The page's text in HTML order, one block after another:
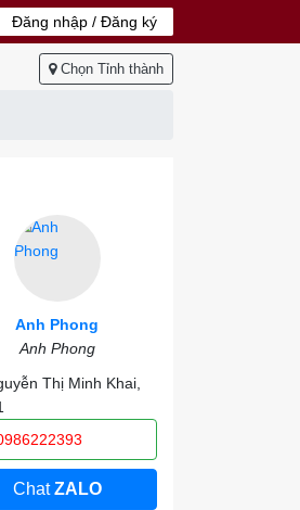
Đăng nhập / Đăng ký
Chọn Tỉnh thành
Anh Phong
Anh Phong
Thị Minh Khai,
ChatZALO